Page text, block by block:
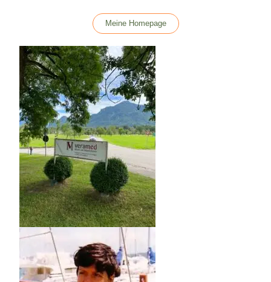
Meine Homepage